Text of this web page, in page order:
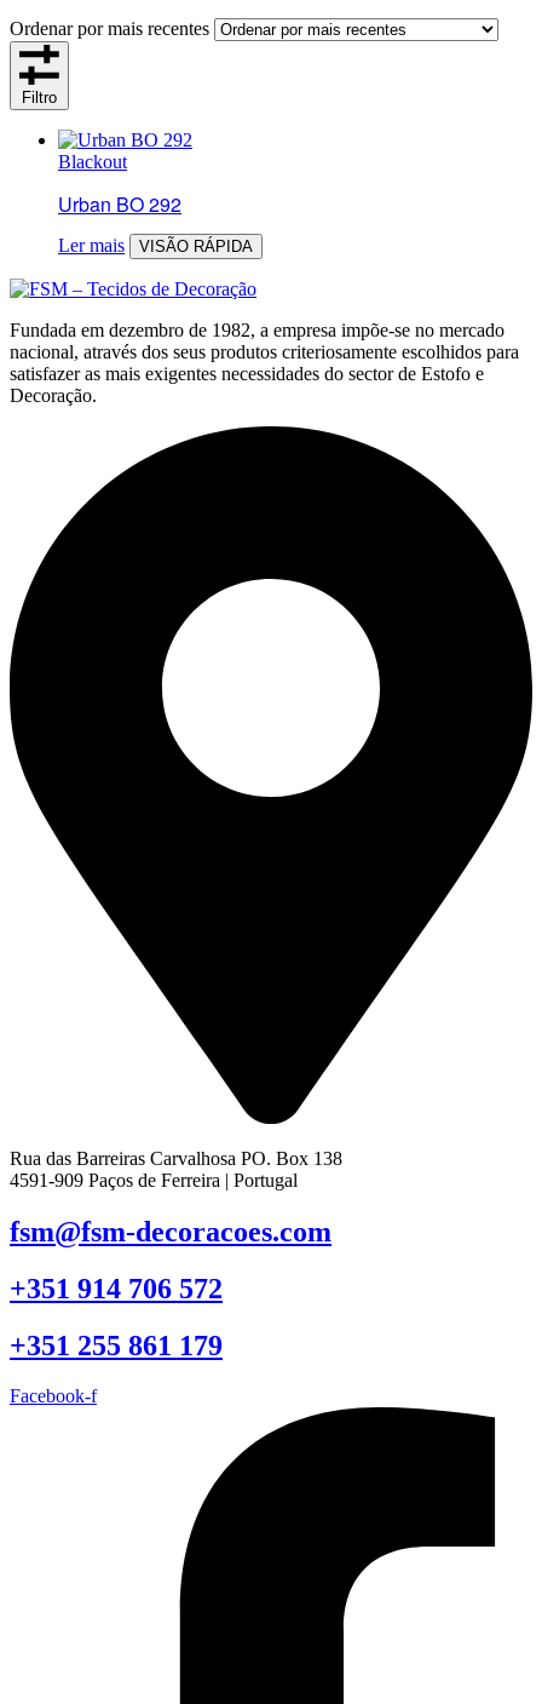
Ordenar por mais recentes
Filtro
Blackout
Urban BO 292
Ler mais VISÃO RÁPIDA
Fundada em dezembro de 1982, a empresa impõe-se no mercado
nacional, através dos seus produtos criteriosamente escolhidos para
satisfazer as mais exigentes necessidades do sector de Estofo e
Decoração.
Rua das Barreiras Carvalhosa PO. Box 138
4591-909 Paços de Ferreira | Portugal
fsm@fsm-decoracoes.com
+351 914 706 572
+351 255 861 179
Facebook-f